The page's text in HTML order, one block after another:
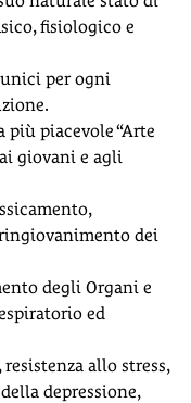
fisiologico e
per ogni
piacevole “Arte
giovani e agli
dei
degli Organi e
ed
allo stress,
depressione,